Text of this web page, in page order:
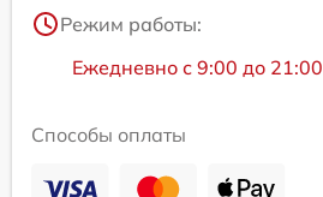
Режим работы:
Ежедневно с 9:00 до 21:00
Способы оплаты